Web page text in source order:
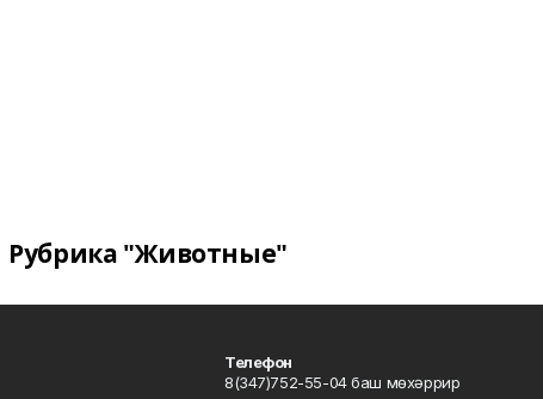
Рубрика "Животные"
Телефон
8(347)752-55-04 баш мөхәррир